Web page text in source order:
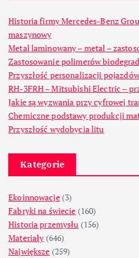
Historia firmy Mercedes-Benz
maszynowy
Metal laminowany – metal –
Zastosowanie polimerów
Przyszłość personalizacji
RH-3FRH – Mitsubishi Electric –
Jakie są wyzwania przy cyfrowej
Chemiczne podstawy produkcji
Przyszłość wydobycia litu
Kategorie
Ekoinnowacje(3)
Fabryki na świecie (160)
Historia przemysłu (156)
Materiały (646)
Największe (259)